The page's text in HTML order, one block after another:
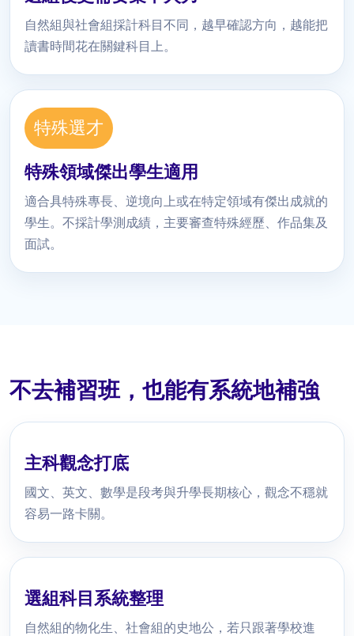
自然組與社會組採計科目不同，越早確認方向，越能把
讀書時間花在關鍵科目上。
特殊選才
特殊領域傑出學生適用
適合具特殊專長、逆境向上或在特定領域有傑出成就的
學生。不採計學測成績，主要審查特殊經歷、作品集及
面試。
不去補習班，也能有系統地補強
主科觀念打底
國文、英文、數學是段考與升學長期核心，觀念不穩就
容易一路卡關。
選組科目系統整理
自然組的物化生、社會組的史地公，若只跟著學校進